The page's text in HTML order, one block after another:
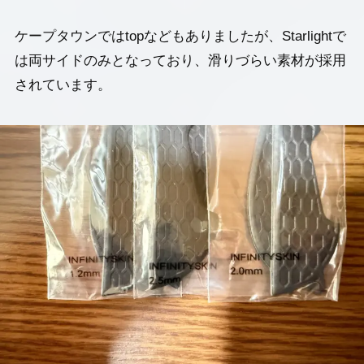
最新記事
製品レビュー
おすすめ製品・比較
使い方・設定ガイド
不具合・トラブル対策
ケープタウンではtopなどもありましたが、Starlightで
は両サイドのみとなっており、滑りづらい素材が採用
されています。